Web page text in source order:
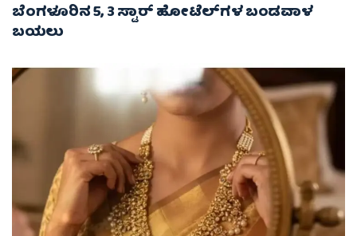
ಬೆಂಗಳೂರಿನ 5, 3 ಸ್ಟಾರ್​​​​ ಹೋಟೆಲ್​​​​ಗಳ ಬಂಡವಾಳ
ಬಯಲು